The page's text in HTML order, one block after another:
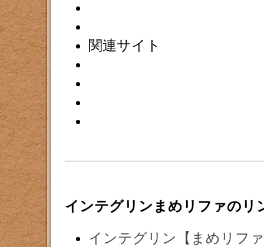
関連サイト
インテグリンまめリファのリ
インテグリン【まめリフ